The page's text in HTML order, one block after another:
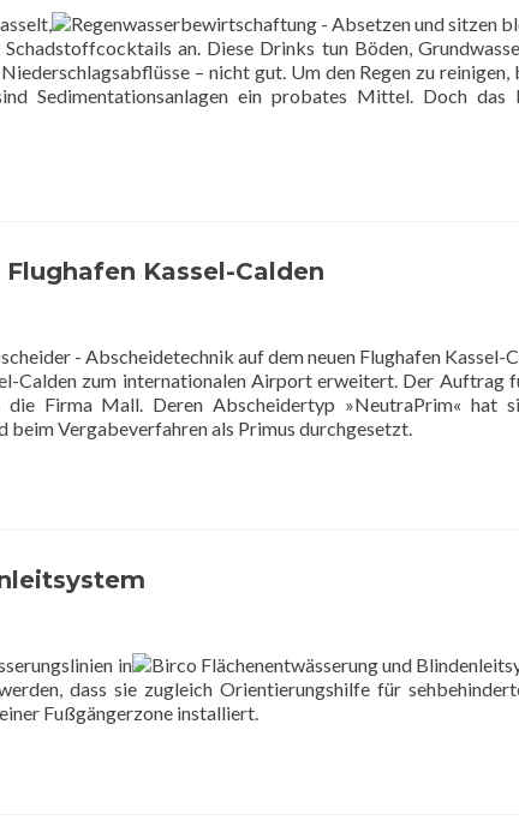
an. Diese Drinks tun Böden,
– nicht gut. Um den Regen zu reinigen,
Sedimentationsanlagen ein probates Mittel. Doch das
Kassel-Calden
Calden zum internationalen Airport erweitert. Der Auftrag
die Firma Mall. Deren Abscheidertyp »NeutraPrim« hat
Vergabeverfahren als Primus durchgesetzt.
in
dass sie zugleich Orientierungshilfe für
Fußgängerzone installiert.